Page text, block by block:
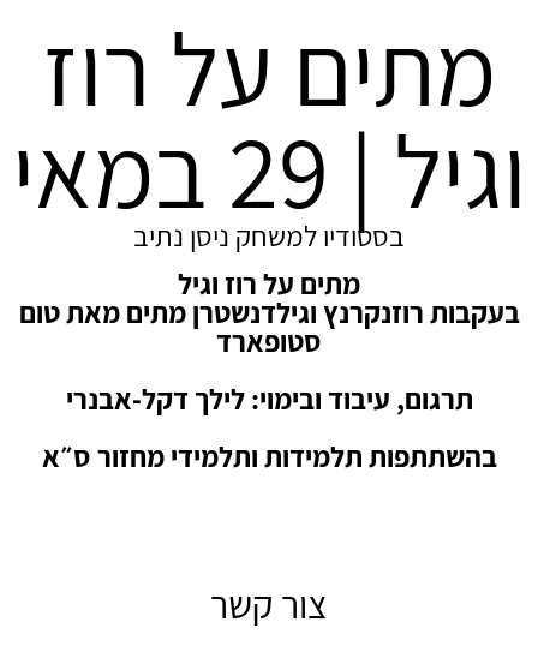
מתים על רוז
וגיל | 29 במאיבסטודיו למשחק ניסן נתיב
מתים על רוז וגיל
בעקבות רוזנקרנץ וגילדנשטרן מתים מאת טום
סטופארד
תרגום, עיבוד ובימוי: לילך דקל-אבנרי
בהשתתפות תלמידות ותלמידי מחזור ס״א
צור קשר